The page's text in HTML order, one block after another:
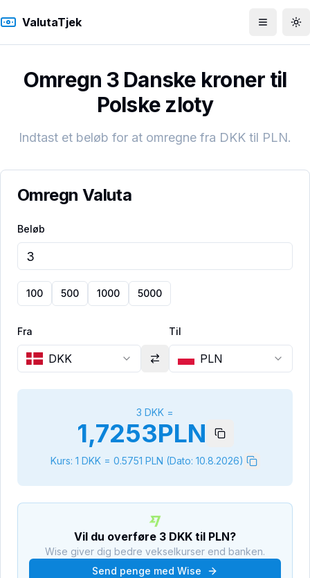
ValutaTjek Åbn menu
Omregn 3 Danske kroner til
Polske zloty
Indtast et beløb for at omregne fra DKK til PLN.
Omregn Valuta
Beløb
100 500 1000 5000
Fra
DKK
Til
PLN
3 DKK =
1,7253PLN
Kurs: 1 DKK= 0.5751 PLN (Dato: 10.8.2026)
Vil du overføre 3 DKK til PLN?
Wise giver dig bedre vekselkurser end banken.
Send penge med Wise